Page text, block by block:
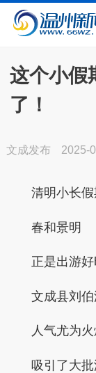
这个小假
了！
文成发布 2025-
清明小长假
春和景明
正是出游好
文成县刘
人气尤为
吸引了大